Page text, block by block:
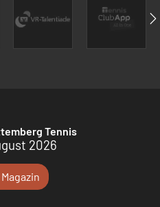
Tennis
2026